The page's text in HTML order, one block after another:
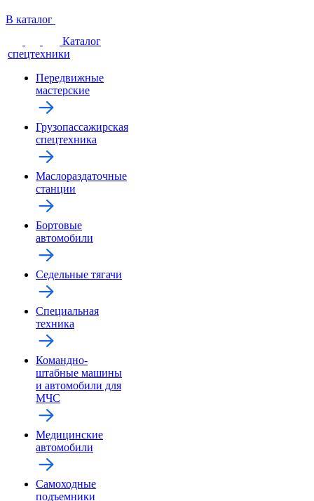
В каталог
Каталог
спецтехники
Передвижные
мастерские
Грузопассажирская
спецтехника
Маслораздаточные
станции
Бортовые
автомобили
Седельные тягачи
Специальная
техника
Командно-
штабные машины
и автомобили для
МЧС
Медицинские
автомобили
Самоходные
подъемники